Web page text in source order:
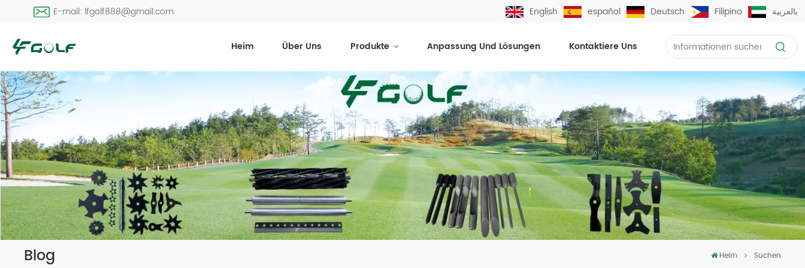
E-mail: lfgolf888@gmail.com English español Deutsch Filipino بالعربية
Heim Über Uns Produkte Anpassung Und Lösungen Kontaktiere Uns
Blog Heim Suchen